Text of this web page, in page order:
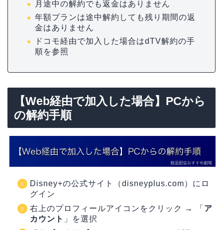
月途中の解約でも返金はありません
年額プランは途中解約しても残り期間の返
金はありません
ドコモ経由で加入した場合はdTV解約の手
順を参照
【Web経由で加入した場合】PCから
の解約手順
Disney+の公式サイト（disneyplus.com）にロ
グイン
右上のプロフィールアイコンをクリック → 「 ア
カウント 」を選択